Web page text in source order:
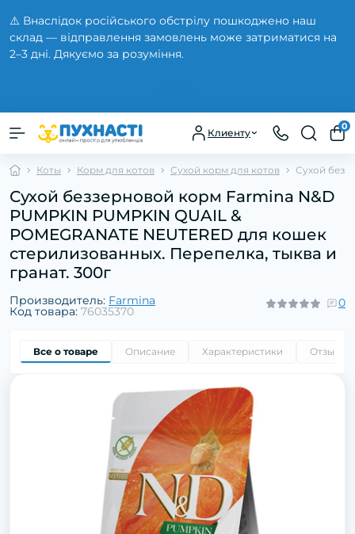
⚠️ Внаслідок російського обстрілу пошкоджено наш
склад — відправлення замовлень може затриматися на
2–3 дні. Дякуємо за розуміння.
Клиенту
0
Коты Корм для котов Сухой корм для котов Сухой
Сухой беззерновой корм Farmina N&D
PUMPKIN PUMPKIN QUAIL &
POMEGRANATE NEUTERED для кошек
стерилизованных. Перепелка, тыква и
гранат. 300г
Производитель: Farmina
Код товара: 76035370
0
Все о товаре Описание Характеристики Отзывы